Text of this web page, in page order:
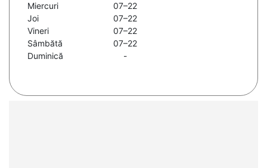
Miercuri
07–22
Joi
07–22
Vineri
07–22
Sâmbătă
07–22
Duminică
-